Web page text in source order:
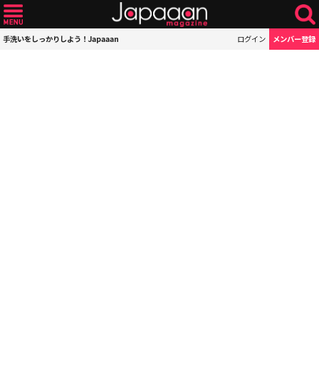
手洗いをしっかりしよう！Japaaan ログイン メンバー登録